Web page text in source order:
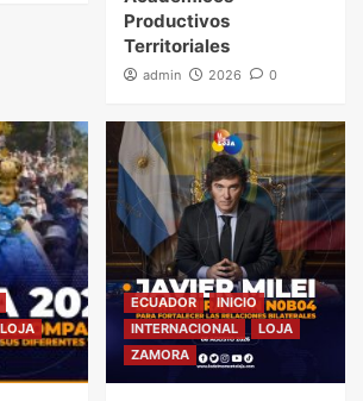
Productivos
Territoriales
admin 2026 0
LOJA
ECUADOR
INICIO
INTERNACIONAL
LOJA
ZAMORA